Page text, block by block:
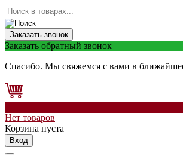
Заказать звонок
Заказать обратный звонок
Спасибо. Мы свяжемся с вами в
Нет товаров
Корзина пуста
Вход